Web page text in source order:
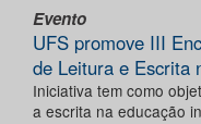
Evento
UFS promove III
de Leitura e Escrita
Iniciativa tem como
a escrita na educação